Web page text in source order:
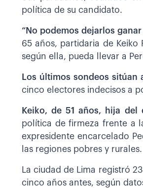
política de su candidato.
“No podemos dejarlos
65 años, partidaria de
según ella, pueda llevar a
Los últimos sondeos sitúan
cinco electores indecisos a
Keiko, de 51 años, hija del
política de firmeza frente a
expresidente encarcelado
las regiones pobres y rurales.
La ciudad de Lima registró
cinco años antes, según